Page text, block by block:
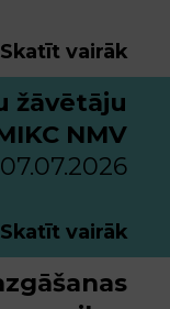
Skatīt vairāk
žāvētāju
NMV
07.07.2026
Skatīt vairāk